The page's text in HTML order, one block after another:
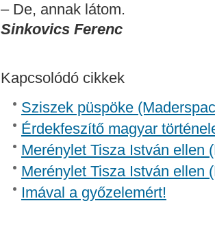
– De, annak látom.
Sinkovics Ferenc
Kapcsolódó cikkek
Sziszek püspöke
Érdekfeszítő magyar
Merénylet Tisza István ellen
Merénylet Tisza István ellen
Imával a győzelemért!